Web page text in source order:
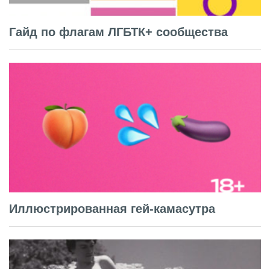
Гайд по флагам ЛГБТК+ сообщества
Иллюстрированная гей-камасутра